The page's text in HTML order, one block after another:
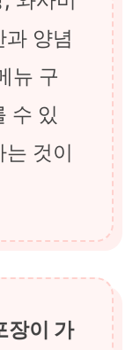
양념
뉴 구
수 있
것이
장이 가